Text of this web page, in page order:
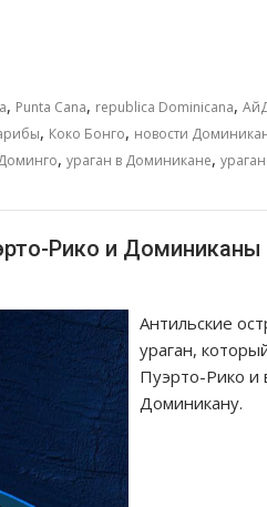
, Punta Cana, republica Dominicana,
, Коко Бонго, новости
, ураган в Доминикане,
Рико и Доминиканы
Антильские
ураган,
Пуэрто-Рико и
Доминикану.